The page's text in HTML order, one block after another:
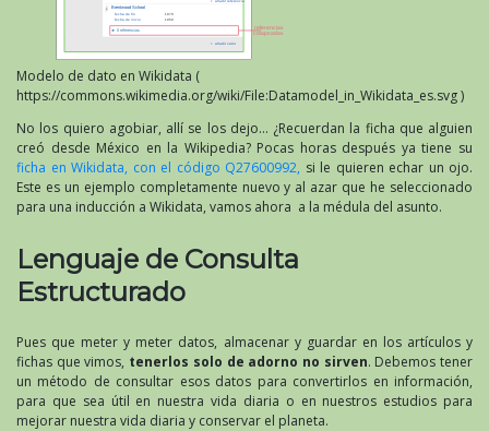
Modelo de dato en Wikidata (
https://commons.wikimedia.org/wiki/File:Datamodel_in_Wikidata_es.svg )
No los quiero agobiar, allí se los dejo… ¿Recuerdan la ficha que alguien
creó desde México en la Wikipedia? Pocas horas después ya tiene su
ficha en Wikidata, con el código Q27600992, si le quieren echar un ojo.
Este es un ejemplo completamente nuevo y al azar que he seleccionado
para una inducción a Wikidata, vamos ahora a la médula del asunto.
Lenguaje de Consulta
Estructurado
Pues que meter y meter datos, almacenar y guardar en los artículos y
fichas que vimos, tenerlos solo de adorno no sirven. Debemos tener
un método de consultar esos datos para convertirlos en información,
para que sea útil en nuestra vida diaria o en nuestros estudios para
mejorar nuestra vida diaria y conservar el planeta.